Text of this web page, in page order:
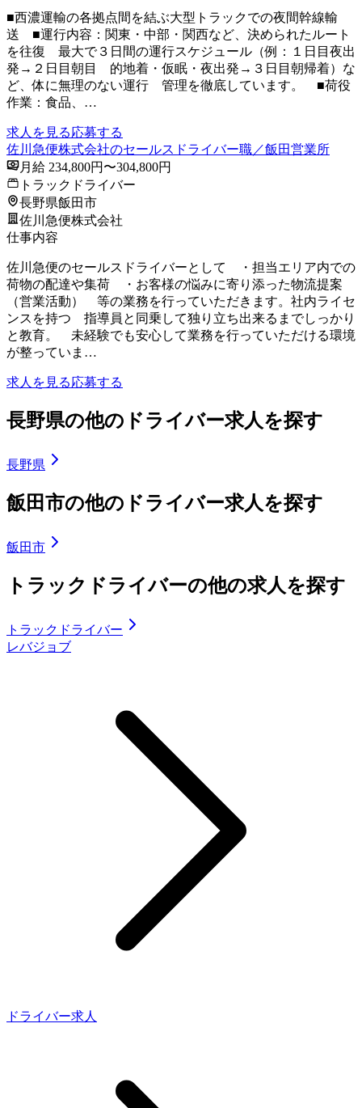
■西濃運輸の各拠点間を結ぶ大型トラックでの夜間幹線輸
送 ■運行内容：関東・中部・関西など、決められたルート
を往復 最大で３日間の運行スケジュール（例：１日目夜出
発→２日目朝目 的地着・仮眠・夜出発→３日目朝帰着）な
ど、体に無理のない運行 管理を徹底しています。 ■荷役
作業：食品、…
求人を見る応募する
佐川急便株式会社のセールスドライバー職／飯田営業所
月給 234,800円〜304,800円
トラックドライバー
長野県飯田市
佐川急便株式会社
仕事内容
佐川急便のセールスドライバーとして ・担当エリア内での
荷物の配達や集荷 ・お客様の悩みに寄り添った物流提案
（営業活動） 等の業務を行っていただきます。社内ライセ
ンスを持つ 指導員と同乗して独り立ち出来るまでしっかり
と教育。 未経験でも安心して業務を行っていただける環境
が整っていま…
求人を見る応募する
長野県の他のドライバー求人を探す
長野県
飯田市の他のドライバー求人を探す
飯田市
トラックドライバーの他の求人を探す
トラックドライバー
レバジョブ
ドライバー求人